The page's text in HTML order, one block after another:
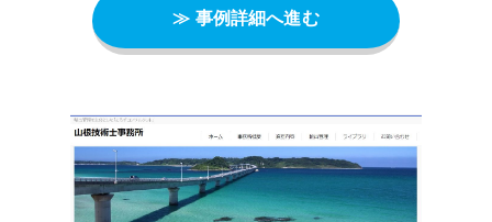
≫ 事例詳細へ進む